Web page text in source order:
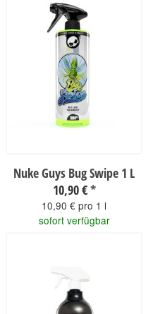
Nuke Guys Bug Swipe 1 L
10,90 €*
10,90 € pro 1 l
sofort verfügbar